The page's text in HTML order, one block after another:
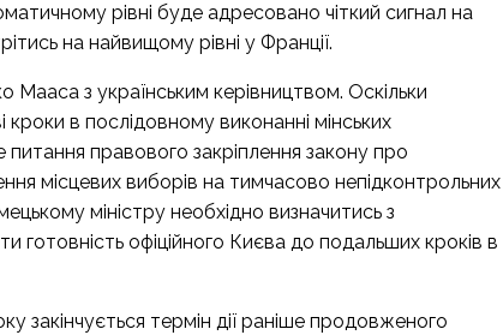
рівні буде адресовано чіткий сигнал на
на найвищому рівні у Франції.
з українським керівництвом. Оскільки
в послідовному виконанні мінських
правового закріплення закону про
місцевих виборів на тимчасово непідконтрольних
міністру необхідно визначитись з
готовність офіційного Києва до подальших кроків в
закінчується термін дії раніше продовженого